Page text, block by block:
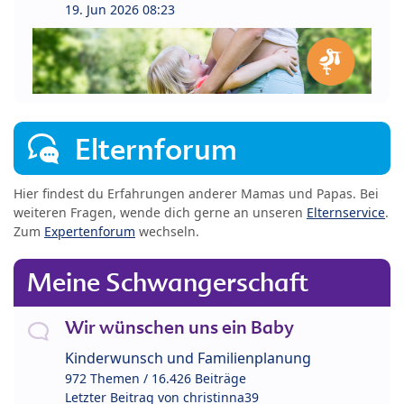
19. Jun 2026 08:23
Elternforum
Hier findest du Erfahrungen anderer Mamas und Papas. Bei
weiteren Fragen, wende dich gerne an unseren Elternservice.
Zum Expertenforum wechseln.
Meine Schwangerschaft
Wir wünschen uns ein Baby
Kinderwunsch und Familienplanung
972 Themen / 16.426 Beiträge
Letzter Beitrag von christinna39